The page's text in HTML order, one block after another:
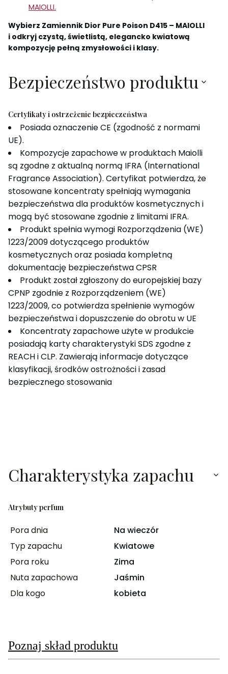
MAIOLLI.
Wybierz Zamiennik Dior Pure Poison D415 – MAIOLLI
i odkryj czystą, świetlistą, elegancko kwiatową
kompozycję pełną zmysłowości i klasy.
Bezpieczeństwo produktu
Certyfikaty i ostrzeżenie bezpieczeństwa
Posiada oznaczenie CE (zgodność z normami
UE).
Kompozycje zapachowe w produktach Maiolli
są zgodne z aktualną normą IFRA (International
Fragrance Association). Certyfikat potwierdza, że
stosowane koncentraty spełniają wymagania
bezpieczeństwa dla produktów kosmetycznych i
mogą być stosowane zgodnie z limitami IFRA.
Produkt spełnia wymogi Rozporządzenia (WE)
1223/2009 dotyczącego produktów
kosmetycznych oraz posiada kompletną
dokumentację bezpieczeństwa CPSR
Produkt został zgłoszony do europejskiej bazy
CPNP zgodnie z Rozporządzeniem (WE)
1223/2009, co potwierdza spełnienie wymogów
bezpieczeństwa i dopuszczenie do obrotu w UE
Koncentraty zapachowe użyte w produkcie
posiadają karty charakterystyki SDS zgodne z
REACH i CLP. Zawierają informacje dotyczące
klasyfikacji, środków ostrożności i zasad
bezpiecznego stosowania
Charakterystyka zapachu
Atrybuty perfum
Pora dnia
Na wieczór
Typ zapachu
Kwiatowe
Pora roku
Zima
Nuta zapachowa
Jaśmin
Dla kogo
kobieta
Poznaj skład produktu